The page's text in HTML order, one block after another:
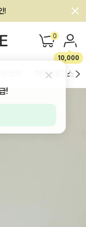
0
10,000
하의/레깅스
!